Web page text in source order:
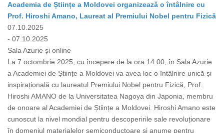
Academia de Științe a Moldovei organizează o întâlnire cu
Prof. Hiroshi Amano, Laureat al Premiului Nobel pentru Fizică
07.10.2025
- 07.10.2025
Sala Azurie și online
La 7 octombrie 2025, cu începere de la ora 14.00, în Sala Azurie
a Academiei de Științe a Moldovei va avea loc o întâlnire unică și
inspirațională cu laureatul Premiului Nobel pentru Fizică, Prof.
Hiroshi AMANO de la Universitatea Nagoya din Japonia, membru
de onoare al Academiei de Științe a Moldovei. Hiroshi Amano este
cunoscut la nivel mondial pentru descoperirile sale revoluționare
în domeniul materialelor semiconductoare și anume pentru